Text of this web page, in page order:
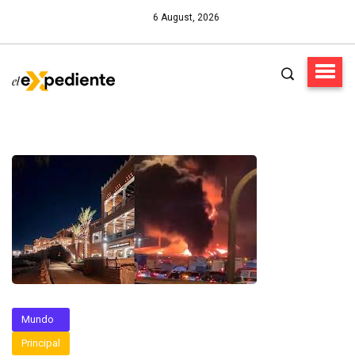
6 August, 2026
Mundo
Principal